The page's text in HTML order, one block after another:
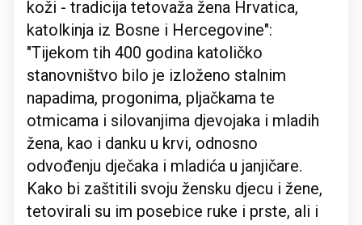
koži - tradicija tetovaža žena Hrvatica,
katolkinja iz Bosne i Hercegovine":
"Tijekom tih 400 godina katoličko
stanovništvo bilo je izloženo stalnim
napadima, progonima, pljačkama te
otmicama i silovanjima djevojaka i mladih
žena, kao i danku u krvi, odnosno
odvođenju dječaka i mladića u janjičare.
Kako bi zaštitili svoju žensku djecu i žene,
tetovirali su im posebice ruke i prste, ali i